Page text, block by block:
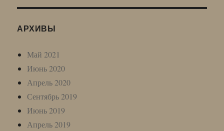
АРХИВЫ
Май 2021
Июнь 2020
Апрель 2020
Сентябрь 2019
Июнь 2019
Апрель 2019